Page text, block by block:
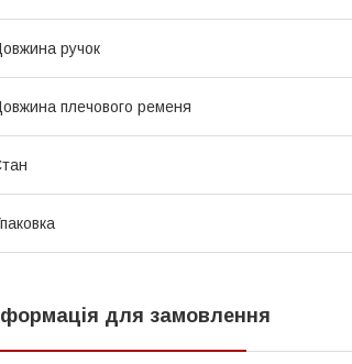
ручок
плечового ременя
для замовлення